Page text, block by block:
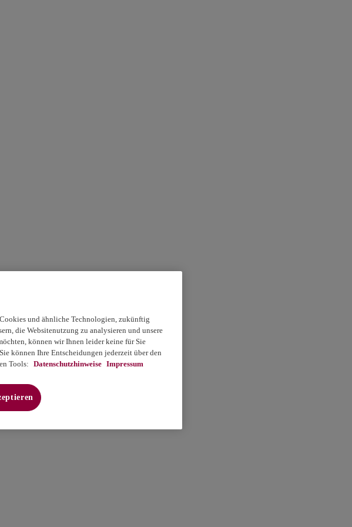
und ähnliche Technologien, zukünftig
die Websitenutzung zu analysieren und unsere
können wir Ihnen leider keine für Sie
können Ihre Entscheidungen jederzeit über den
Tools: Datenschutzhinweise Impressum